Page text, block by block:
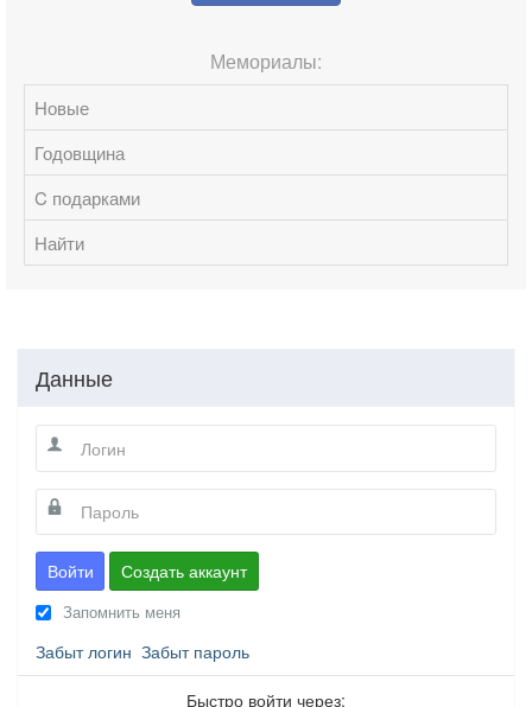
Мемориалы:
Новые
Годовщина
C подарками
Найти
Данные
Войти Создать аккаунт
Запомнить меня
Забыт логин Забыт пароль
Быстро войти через: